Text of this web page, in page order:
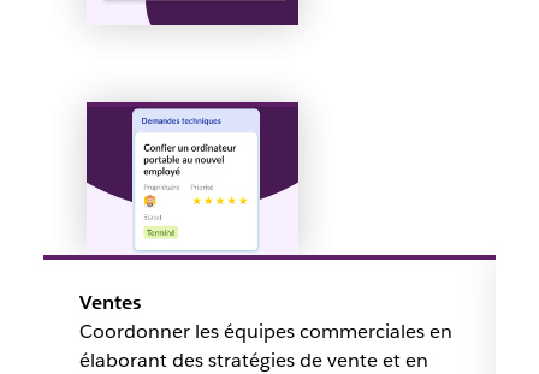
Ventes
Coordonner les équipes commerciales en
élaborant des stratégies de vente et en